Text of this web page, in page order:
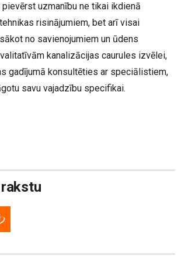
uzmanību ne tikai ikdienā
risinājumiem, bet arī visai
no savienojumiem un ūdens
kanalizācijas caurules izvēlei,
gadījumā konsultēties ar speciālistiem,
savu vajadzību specifikai.